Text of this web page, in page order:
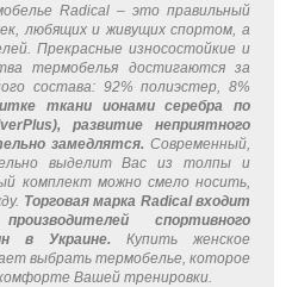
Radical – это правильный
любящих и живущих спортом, а
Прекрасные износостойкие и
термобелья достигаются за
состава: 92% полиэстер, 8%
ткани ионами серебра по
развитие неприятного
замедлятся. Современный,
выделит Вас из толпы и
комплект можно смело носить,
Торговая марка Radical входит
спортивного
в Украине. Купить женское
выбрать термобелье, которое
Вашей тренировки.